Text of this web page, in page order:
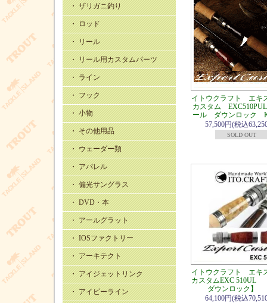
・ ザリガニ釣り
・ ロッド
・ リール
・ リール用カスタムパーツ
・ ライン
・ フック
・ 小物
・ その他用品
・ ウェーダー類
・ アパレル
・ 偏光サングラス
・ DVD・本
・ アールグラット
・ IOSファクトリー
・ アーキテクト
・ アイジェットリンク
・ アイビーライン
イトウクラフト エキ
カスタム
ール ダウンロック
57,500円(税込
SOLD OUT
イトウクラフト エキ
カスタムEXC 510UL
ダウンロック】
64,100円(税込